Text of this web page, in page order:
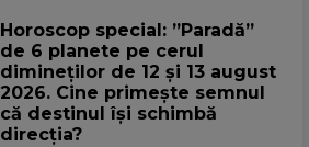
Horoscop special: ”Paradă”
de 6 planete pe cerul
dimineților de 12 și 13 august
2026. Cine primește semnul
că destinul își schimbă
direcția?